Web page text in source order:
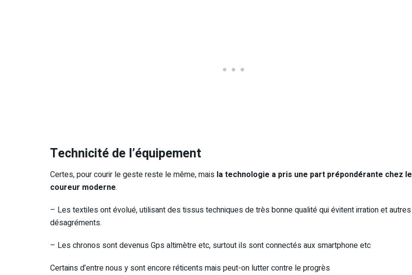
Technicité de l’équipement
Certes, pour courir le geste reste le même, mais la technologie a pris une part prépondérante chez le
coureur moderne.
– Les textiles ont évolué, utilisant des tissus techniques de très bonne qualité qui évitent irration et autres
désagréments.
– Les chronos sont devenus Gps altimètre etc, surtout ils sont connectés aux smartphone etc
Certains d’entre nous y sont encore réticents mais peut-on lutter contre le progrès